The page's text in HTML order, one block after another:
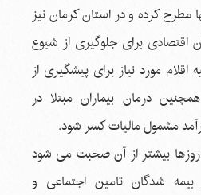
مطرح کرده و در استان کرمان نیز
برای جلوگیری از شیوع
اقلام مورد نیاز برای پیشگیری از
درمان بیماران مبتلا در
مشمول مالیات کسر شود.
روزها بیشتر از آن صحبت می شود
شدگان تامین اجتماعی و